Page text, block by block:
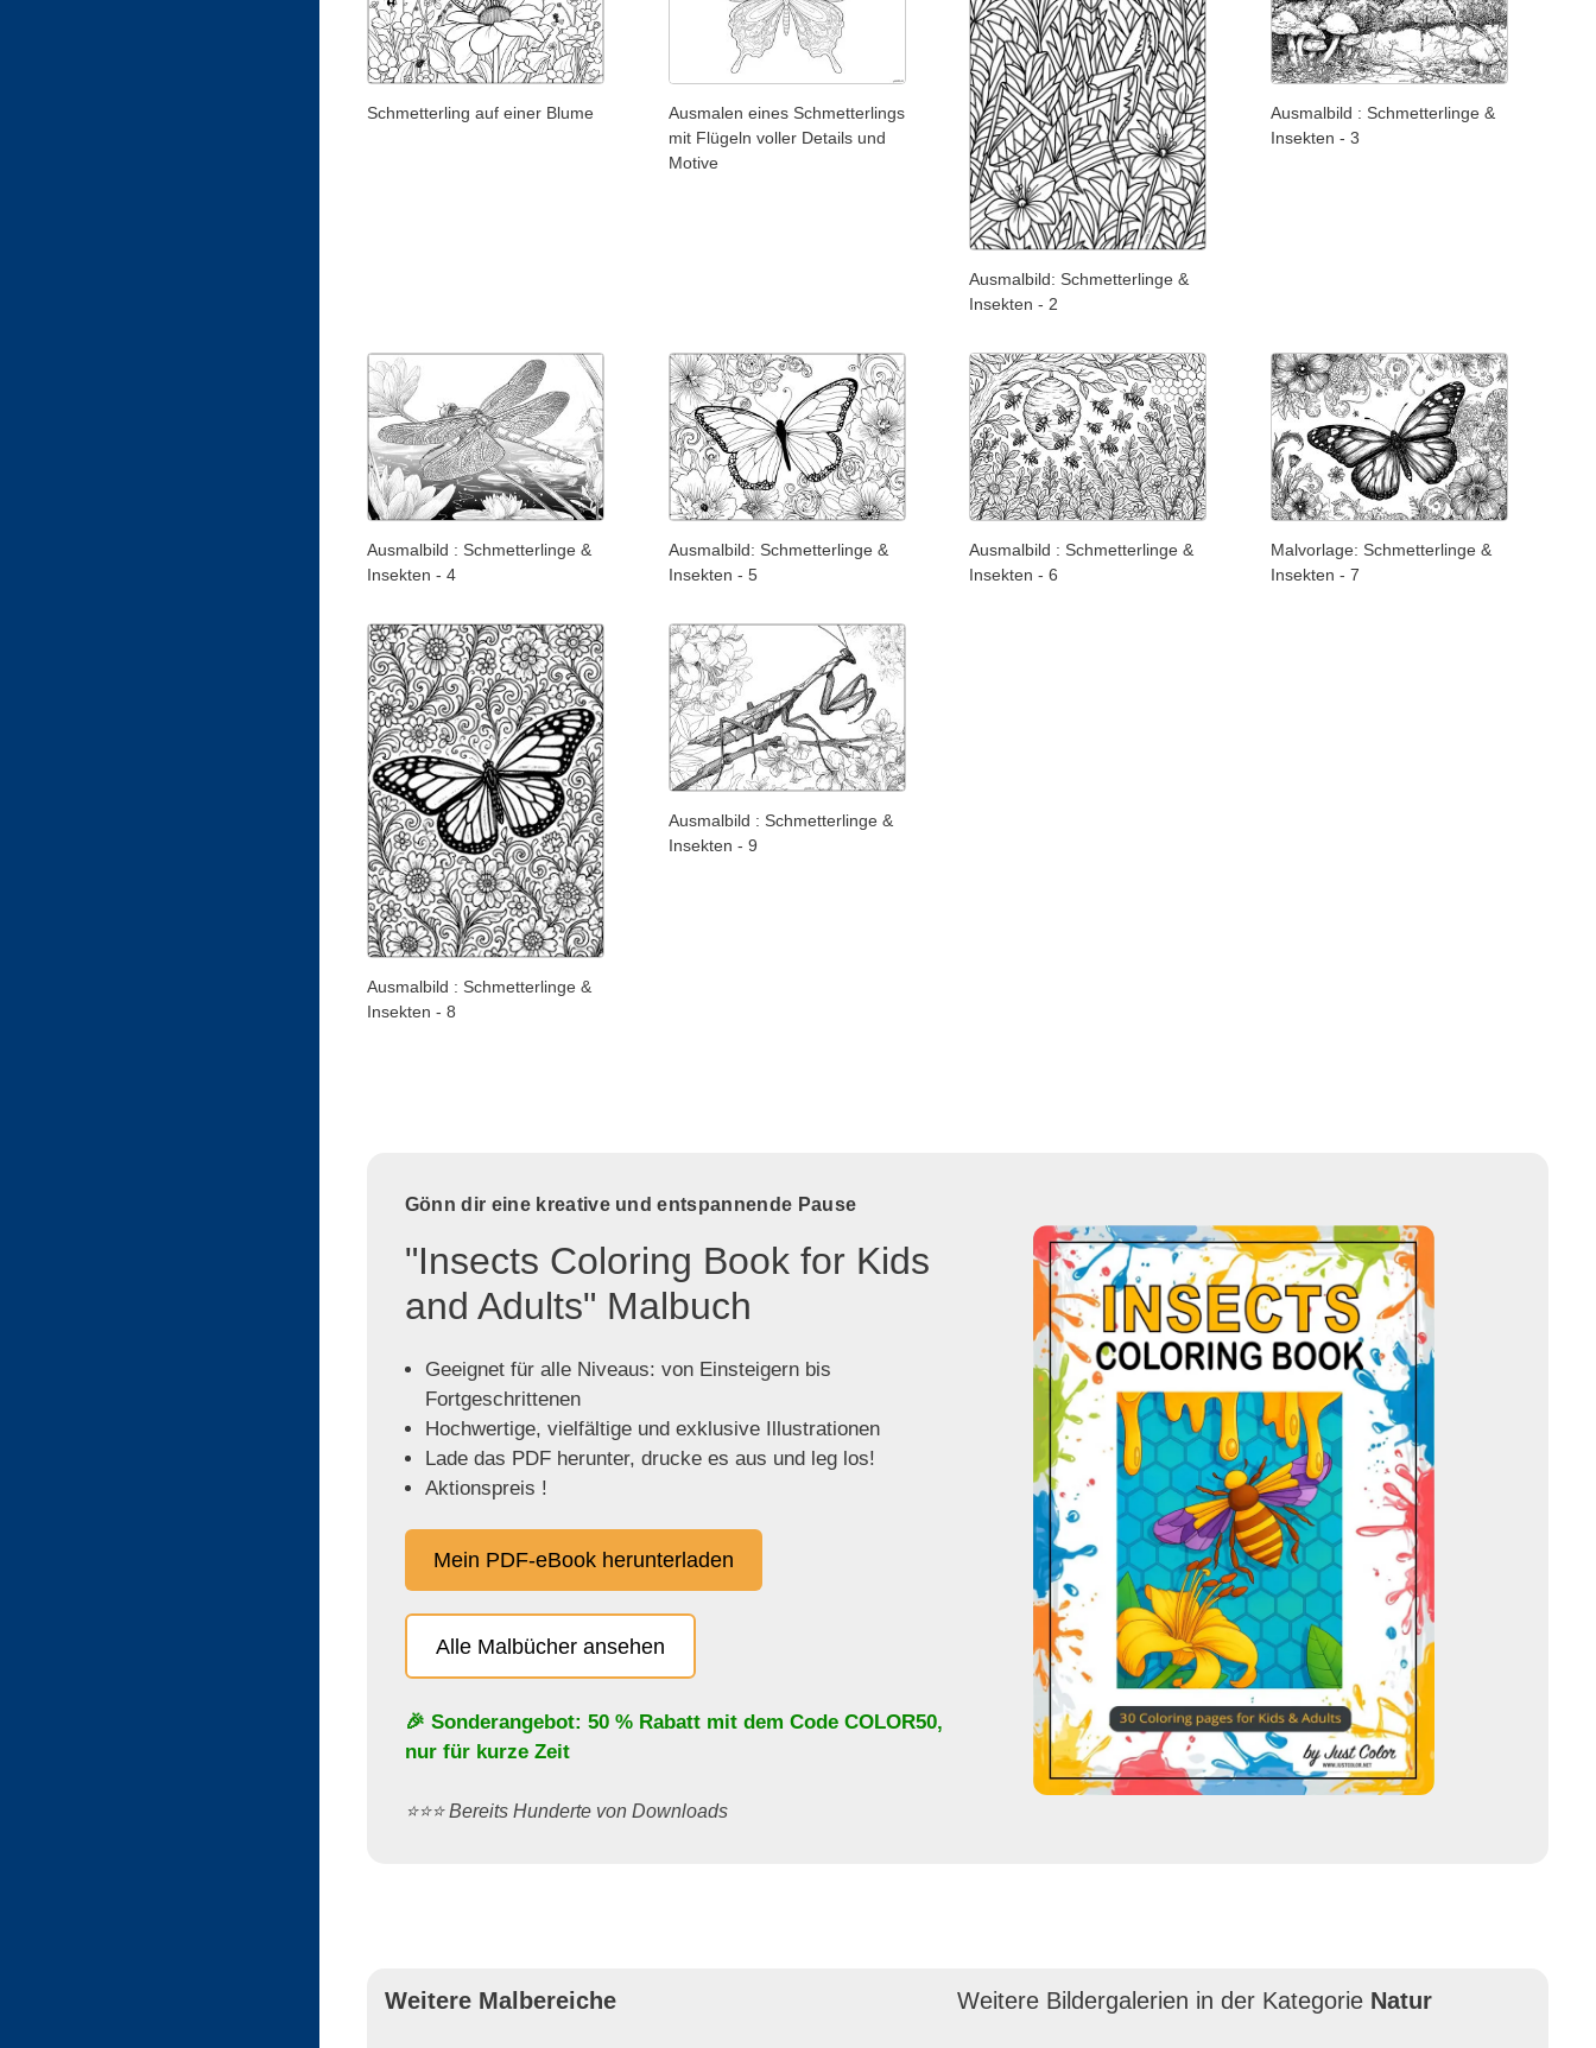
Schmetterling auf einer Blume
Ausmalen eines Schmetterlings
mit Flügeln voller Details und
Motive
Ausmalbild: Schmetterlinge &
Insekten - 2
Ausmalbild : Schmetterlinge &
Insekten - 3
Ausmalbild : Schmetterlinge &
Insekten - 4
Ausmalbild: Schmetterlinge &
Insekten - 5
Ausmalbild : Schmetterlinge &
Insekten - 6
Malvorlage: Schmetterlinge &
Insekten - 7
Ausmalbild : Schmetterlinge &
Insekten - 8
Ausmalbild : Schmetterlinge &
Insekten - 9
Gönn dir eine kreative und entspannende Pause
"Insects Coloring Book for Kids
and Adults" Malbuch
Geeignet für alle Niveaus: von Einsteigern bis
Fortgeschrittenen
Hochwertige, vielfältige und exklusive Illustrationen
Lade das PDF herunter, drucke es aus und leg los!
Aktionspreis !
Mein PDF-eBook herunterladen
Alle Malbücher ansehen
🎉 Sonderangebot: 50 % Rabatt mit dem Code COLOR50,
nur für kurze Zeit
⭐️⭐️⭐️ Bereits Hunderte von Downloads
Weitere Malbereiche Weitere Bildergalerien in der Kategorie Natur